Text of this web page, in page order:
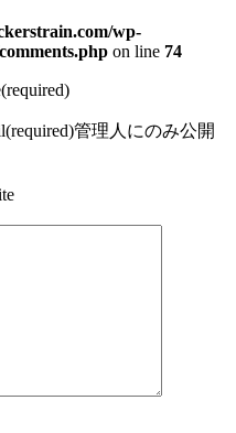
wp-
on line 74
管理人にのみ公開